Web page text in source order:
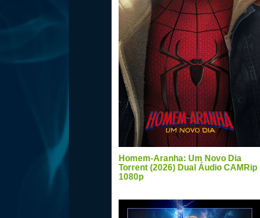
Homem-Aranha: Um Novo Dia
Torrent (2026) Dual Áudio CAMRip
1080p